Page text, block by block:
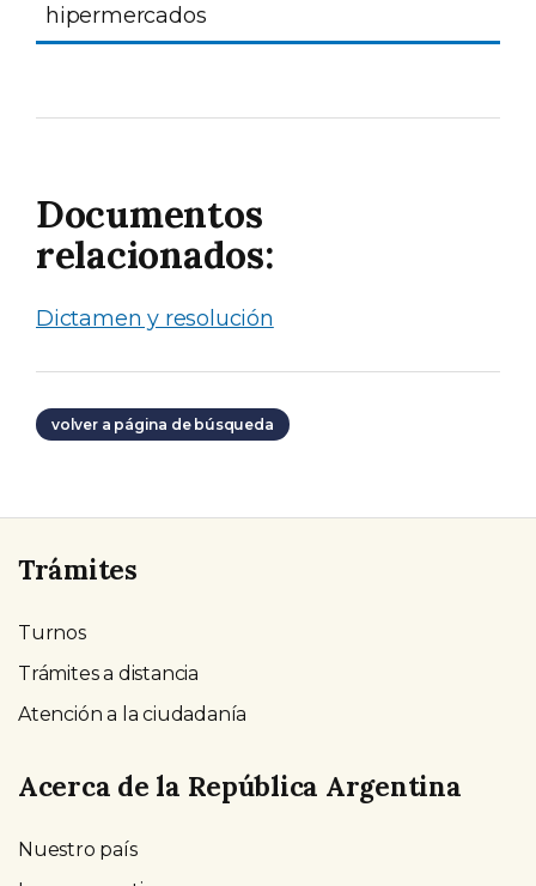
hipermercados
Documentos
relacionados:
Dictamen y resolución
volver a página de búsqueda
Trámites
Turnos
Trámites a distancia
Atención a la ciudadanía
Acerca de la República Argentina
Nuestro país